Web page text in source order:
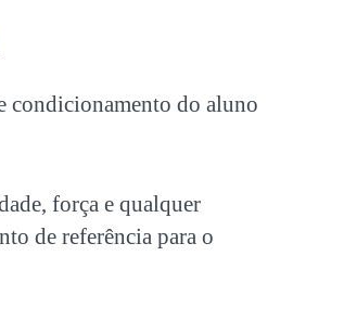
condicionamento do aluno
força e qualquer
de referência para o